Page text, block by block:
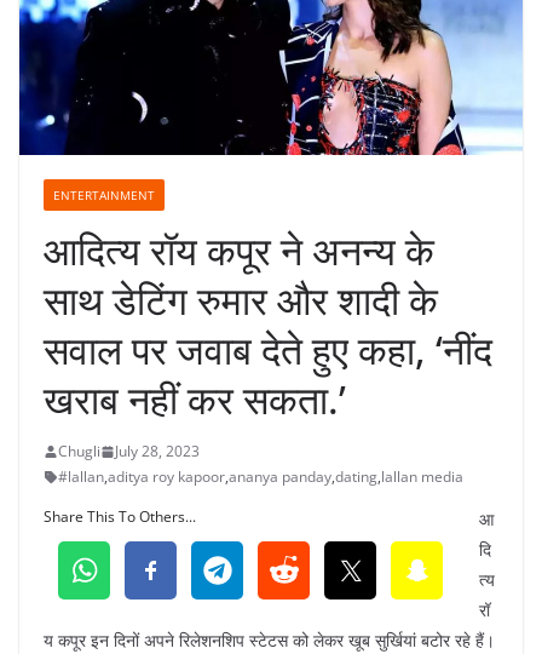
ENTERTAINMENT
आदित्य रॉय कपूर ने अनन्य के
साथ डेटिंग रुमार और शादी के
सवाल पर जवाब देते हुए कहा, ‘नींद
खराब नहीं कर सकता.’
Chugli
July 28, 2023
#lallan,aditya roy kapoor,ananya panday,dating,lallan media
Share This To Others...
आ
दि
त्य
रॉ
य कपूर इन दिनों अपने रिलेशनशिप स्टेटस को लेकर खूब सुर्खियां बटोर रहे हैं।